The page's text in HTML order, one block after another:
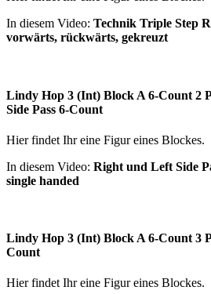
In diesem Video: Technik Triple Step
vorwärts, rückwärts, gekreuzt
Lindy Hop 3 (Int) Block A 6-Count 2
Side Pass 6-Count
Hier findet Ihr eine Figur eines Blockes.
In diesem Video: Right und Left Side
single handed
Lindy Hop 3 (Int) Block A 6-Count 3
Count
Hier findet Ihr eine Figur eines Blockes.